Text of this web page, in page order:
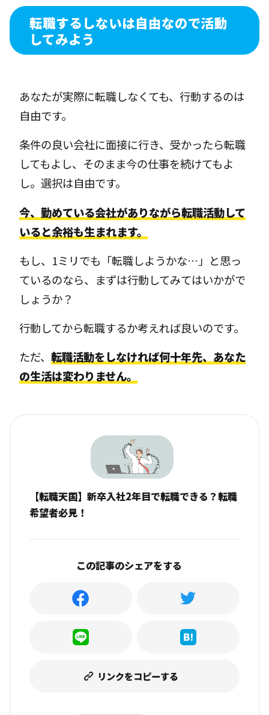
転職するしないは自由なので活動
してみよう
あなたが実際に転職しなくても、行動するのは
自由です。
条件の良い会社に面接に行き、受かったら転職
してもよし、そのまま今の仕事を続けてもよ
し。選択は自由です。
今、勤めている会社がありながら転職活動して
いると余裕も生まれます。
もし、1ミリでも「転職しようかな…」と思っ
ているのなら、まずは行動してみてはいかがで
しょうか？
行動してから転職するか考えれば良いのです。
ただ、転職活動をしなければ何十年先、あなた
の生活は変わりません。
【転職天国】新卒入社2年目で転職できる？転職
希望者必見！
この記事のシェアをする
リンクをコピーする